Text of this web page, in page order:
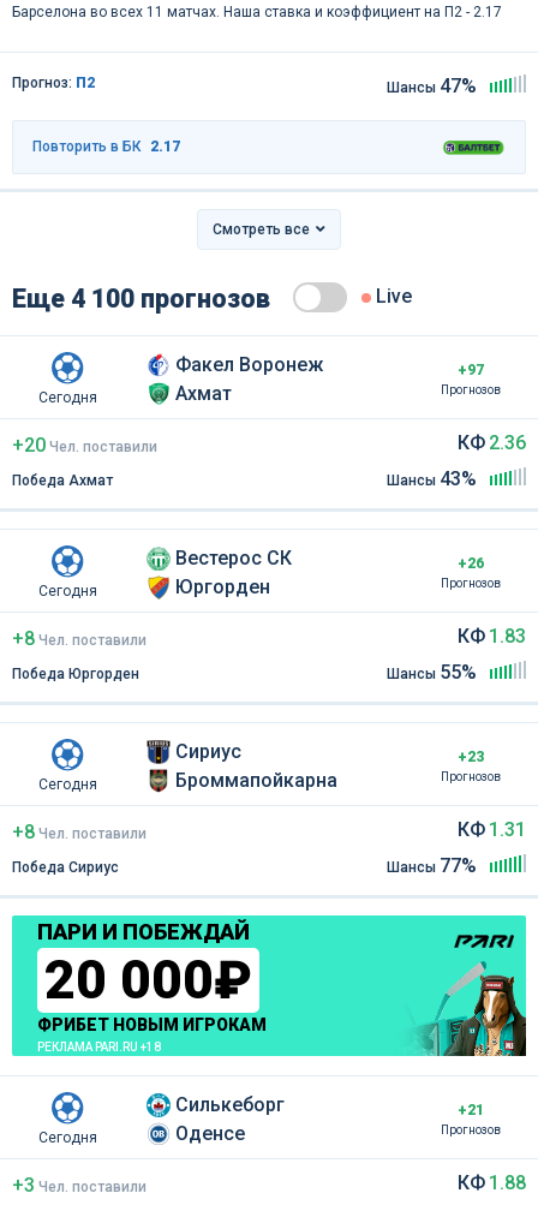
Барселона во всех 11 матчах. Наша ставка и коэффициент на П2 - 2.17
Прогноз: П2 Шансы 47%
Повторить в БК 2.17
Смотреть все
Еще 4 100 прогнозов Live
Сегодня
Факел Воронеж
Ахмат
+97
Прогнозов
+20 Чел поставили
Победа Ахмат
КФ 2.36
Шансы 43%
Сегодня
Вестерос СК
Юргорден
+26
Прогнозов
+8 Чел поставили
Победа Юргорден
КФ 1.83
Шансы 55%
Сегодня
Сириус
Броммапойкарна
+23
Прогнозов
+8 Чел поставили
Победа Сириус
КФ 1.31
Шансы 77%
ПАРИ И ПОБЕЖДАЙ
20 000₽
ФРИБЕТ НОВЫМ ИГРОКАМ
РЕКЛАМА PARI.RU +18
Сегодня
Силькеборг
Оденсе
+21
Прогнозов
+3 Чел поставили
КФ 1.88